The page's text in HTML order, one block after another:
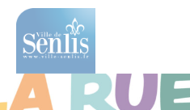
Cookies management panel